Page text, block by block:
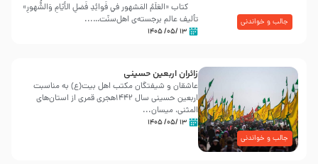
جالب و خواندنی
کتاب «العَلَمُ المَشهور في فَوائِدِ فَضلِ الأيّامِ وَالشُّهورِ»
تألیف عالم برجسته‌ی اهل‌سنّت…...
۱۳ /۰۵/ ۱۴۰۵
جالب و خواندنی
زائران اربعین حسینی
عاشقان و شیفتگان مکتب اهل بیت(ع) به مناسبت
اربعین حسینی سال ۱۴۴۲هجری قمری از استان‌های
المثنی، میسان...
۱۳ /۰۵/ ۱۴۰۵